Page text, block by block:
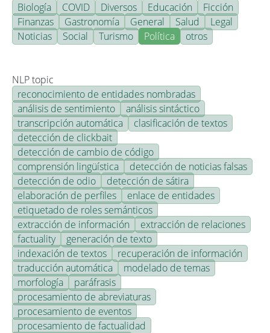
Biología
COVID Diversos Educación
Ficción
Finanzas
Gastronomía General Salud
Legal
Noticias
Social Turismo Política otros
NLP topic
reconocimiento de entidades nombradas
análisis de sentimiento
análisis sintáctico
transcripción automática
clasificación de textos
detección de clickbait
detección de cambio de código
comprensión lingüística
detección de noticias falsas
detección de odio
detección de sátira
elaboración de perfiles
enlace de entidades
etiquetado de roles semánticos
extracción de información
extracción de relaciones
factuality
generación de texto
indexación de textos
recuperación de información
traducción automática
modelado de temas
morfología
paráfrasis
procesamiento de abreviaturas
procesamiento de eventos
procesamiento de factualidad